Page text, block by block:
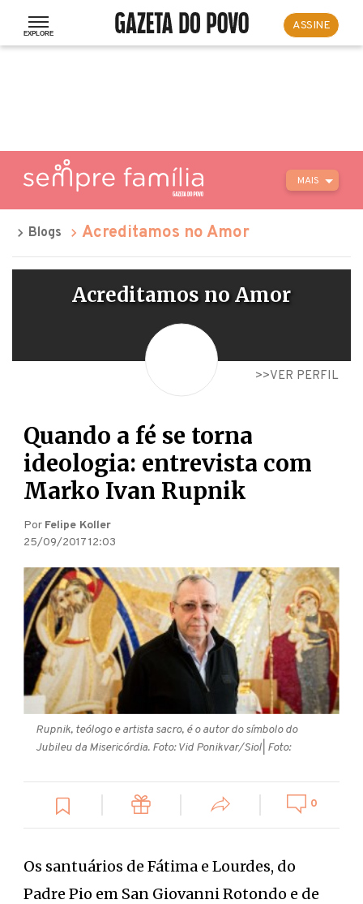
ASSINE
MAIS
Blogs Acreditamos no Amor
Acreditamos no Amor
VER PERFIL
Quando a fé se torna
ideologia: entrevista com
Marko Ivan Rupnik
Por Felipe Koller
25/09/2017 12:03
Rupnik, teólogo e artista sacro, é o autor do símbolo do
Jubileu da Misericórdia. Foto: Vid Ponikvar/Siol| Foto:
0
Os santuários de Fátima e Lourdes, do
Padre Pio em San Giovanni Rotondo e de